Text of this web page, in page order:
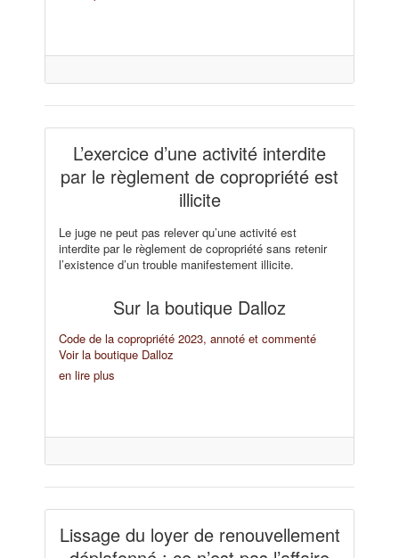
L’exercice d’une activité interdite
par le règlement de copropriété est
illicite
Le juge ne peut pas relever qu’une activité est
interdite par le règlement de copropriété sans retenir
l’existence d’un trouble manifestement illicite.
Sur la boutique Dalloz
Code de la copropriété 2023, annoté et commenté
Voir la boutique Dalloz
en lire plus
Lissage du loyer de renouvellement